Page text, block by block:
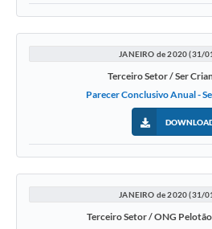
JANEIRO de 2020 (31/
Terceiro Setor / Ser
Parecer Conclusivo Anual -
JANEIRO de 2020 (31/
Terceiro Setor / ONG